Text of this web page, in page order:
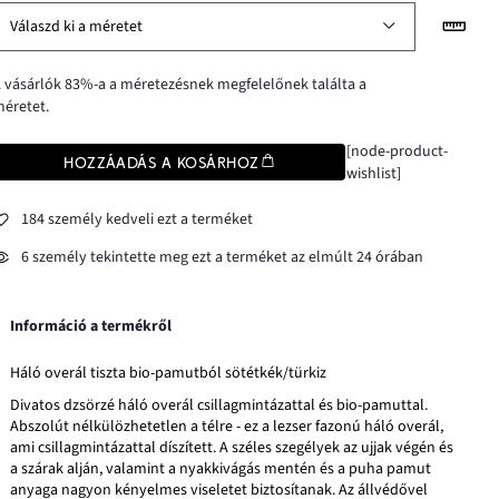
Válaszd ki a méretet
vásárlók 83%-a a méretezésnek megfelelőnek találta a
HOZZÁADÁS A KOSÁRHOZ
[node-product-
wishlist]
184 személy kedveli ezt a terméket
6 személy tekintette meg ezt a terméket az elmúlt 24 órában
Információ a termékről
Háló overál tiszta bio-pamutból sötétkék/türkiz
Divatos dzsörzé háló overál csillagmintázattal és bio-pamuttal.
Abszolút nélkülözhetetlen a télre - ez a lezser fazonú háló overál,
ami csillagmintázattal díszített. A széles szegélyek az ujjak végén és
a szárak alján, valamint a nyakkivágás mentén és a puha pamut
anyaga nagyon kényelmes viseletet biztosítanak. Az állvédővel